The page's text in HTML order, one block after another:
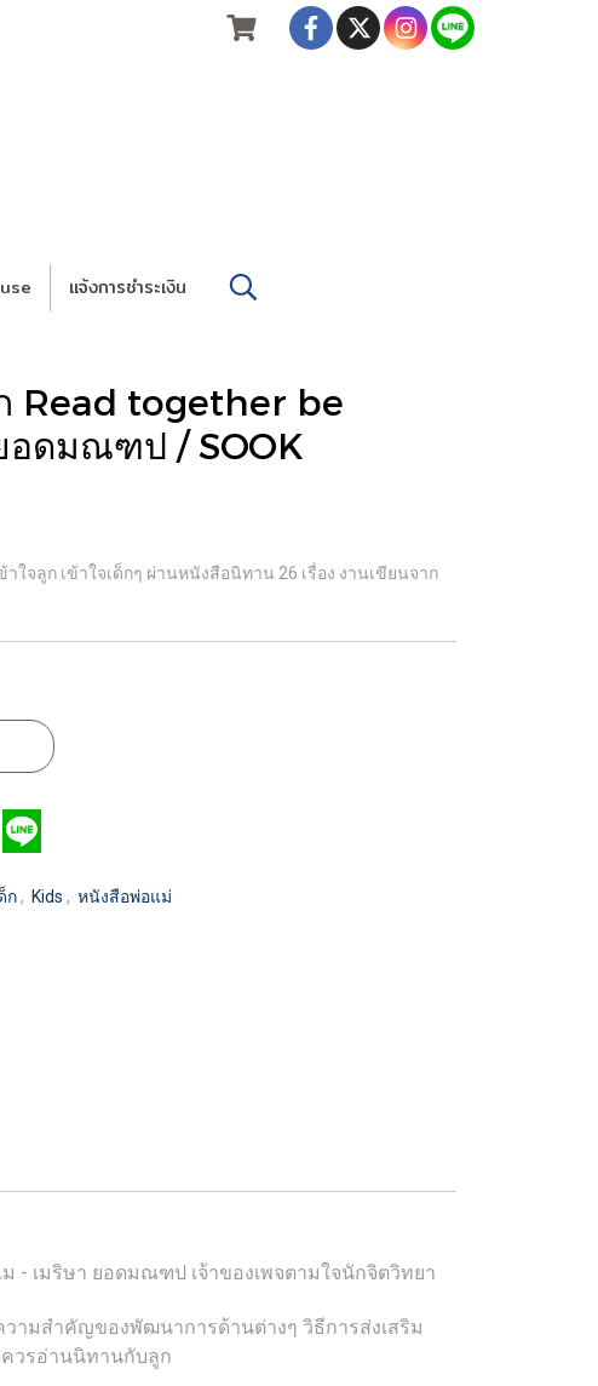
แจ้งการชำระเงิน
Read together be
อดมณฑป / SOOK
จลูก เข้าใจเด็กๆ ผ่านหนังสือนิทาน 26 เรื่อง งานเขียนจาก
ก , Kids , หนังสือพ่อแม่
- เมริษา ยอดมณฑป เจ้าของเพจตามใจนักจิตวิทยา
ามสำคัญของพัฒนาการด้านต่างๆ วิธีการส่งเสริม
ควรอ่านนิทานกับลูก